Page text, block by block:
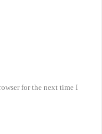
for the next time I